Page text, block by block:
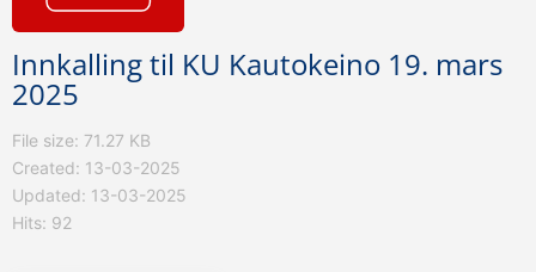
Innkalling til KU Kautokeino 19. mars
2025
File size: 71.27 KB
Created: 13-03-2025
Updated: 13-03-2025
Hits: 92